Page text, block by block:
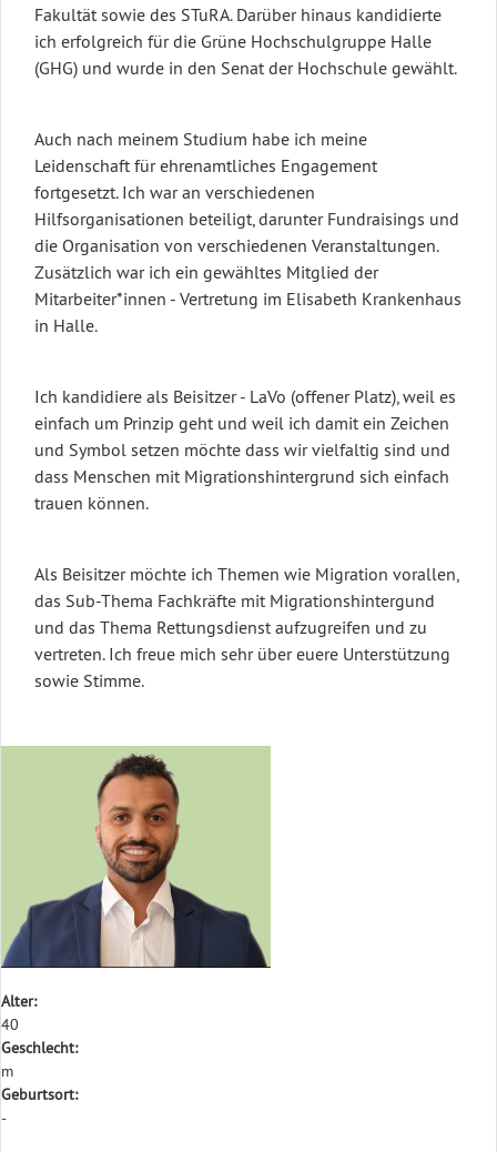
Fakultät sowie des STuRA. Darüber hinaus kandidierte
ich erfolgreich für die Grüne Hochschulgruppe Halle
(GHG) und wurde in den Senat der Hochschule gewählt.
Auch nach meinem Studium habe ich meine
Leidenschaft für ehrenamtliches Engagement
fortgesetzt. Ich war an verschiedenen
Hilfsorganisationen beteiligt, darunter Fundraisings und
die Organisation von verschiedenen Veranstaltungen.
Zusätzlich war ich ein gewähltes Mitglied der
Mitarbeiter*innen - Vertretung im Elisabeth Krankenhaus
in Halle.
Ich kandidiere als Beisitzer - LaVo (offener Platz), weil es
einfach um Prinzip geht und weil ich damit ein Zeichen
und Symbol setzen möchte dass wir vielfaltig sind und
dass Menschen mit Migrationshintergrund sich einfach
trauen können.
Als Beisitzer möchte ich Themen wie Migration vorallen,
das Sub-Thema Fachkräfte mit Migrationshintergund
und das Thema Rettungsdienst aufzugreifen und zu
vertreten. Ich freue mich sehr über euere Unterstützung
sowie Stimme.
Alter:
40
Geschlecht:
m
Geburtsort:
-